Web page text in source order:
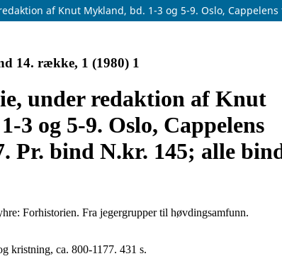
af Knut Mykland, bd. 1-3 og 5-9. Oslo,